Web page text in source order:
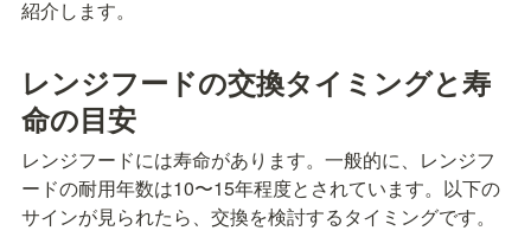
紹介します。
レンジフードの交換タイミングと寿
命の目安
レンジフードには寿命があります。一般的に、レンジフ
ードの耐用年数は10〜15年程度とされています。以下の
サインが見られたら、交換を検討するタイミングです。